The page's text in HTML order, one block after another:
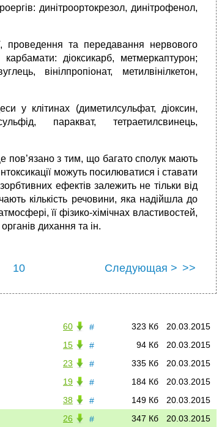
динiтроортокрезол, динiтрофенол,
та передавання нервового
діокcикарб, метмеркаптурон;
вiнiлпропiонат, метилвiнiлкетон,
у клiтинах (диметилсульфат, діоксин,
паракват, тетраетилсвинець,
з тим, що багато сполук мають
можуть посилюватися i ставати
ефектiв залежить не тiльки вiд
кiлькiсть речовини, яка надiйшла до
її фiзико-хiмiчнах властивостей,
дихання та ін.
10 Следующая > >>
# 20.03.2015
323 Кб
60
#
20.03.2015
94 Кб
15
#
20.03.2015
335 Кб
23
#
20.03.2015
184 Кб
19
#
20.03.2015
149 Кб
38
#
20.03.2015
347 Кб
26